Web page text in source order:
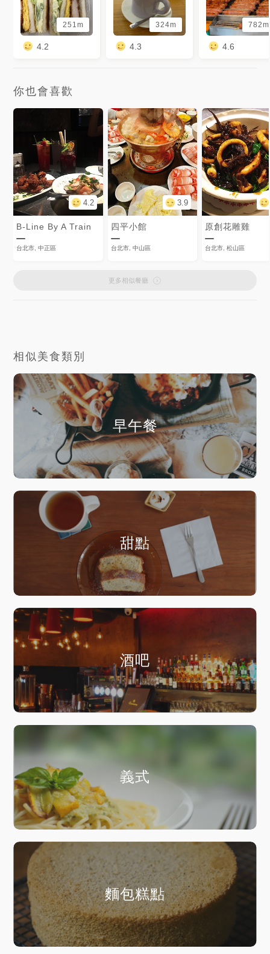
251m
4.2
324m
4.3
782m
4.6
你也會喜歡
4.2
B-Line By A Train
台北市, 中正區
3.9
四平小館
台北市, 中山區
原創花雕雞
台北市, 松山區
更多相似餐廳
相似美食類別
早午餐
甜點
酒吧
義式
麵包糕點